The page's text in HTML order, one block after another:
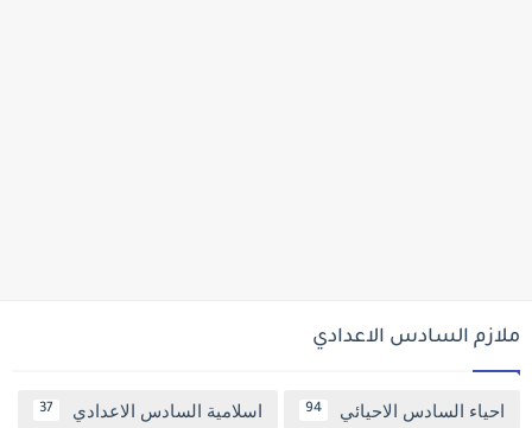
ملازم السادس الاعدادي
احياء السادس الاحيائي 94 اسلامية السادس الاعدادي 37